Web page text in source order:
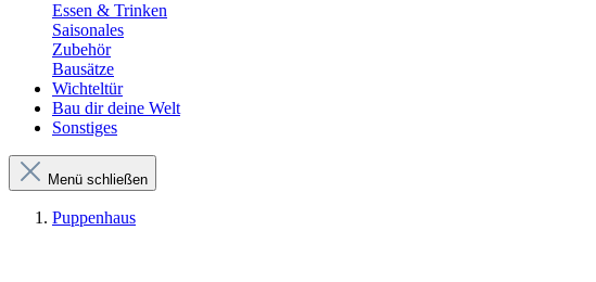
Essen & Trinken
Saisonales
Zubehör
Bausätze
Wichteltür
Bau dir deine Welt
Sonstiges
Menü schließen
Puppenhaus